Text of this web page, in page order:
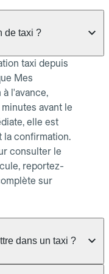
de taxi ?
taxi depuis
Mes
l'avance,
avant le
elle est
la confirmation.
consulter le
reportez-
sur
dans un taxi ?